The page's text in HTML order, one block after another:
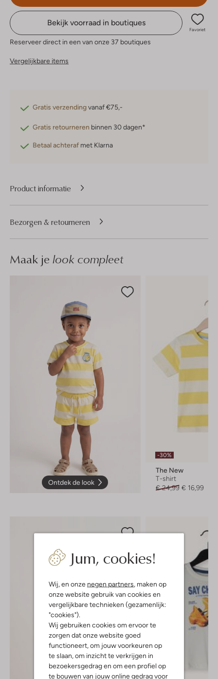
Jum, cookies!
Wij, en onze negen partners , maken op
onze website gebruik van cookies en
vergelijkbare technieken (gezamenlijk:
"cookies").
Wij gebruiken cookies om ervoor te
zorgen dat onze website goed
functioneert, om jouw voorkeuren op
te slaan, om inzicht te verkrijgen in
bezoekersgedrag en om een profiel op
te bouwen van jouw online gedrag voor
Bekijk voorraad in boutiques
Favoriet
Reserveer direct in een van onze 37 boutiques
Vergelijkbare items
Gratis verzendingvanaf €75,-
Gratis retourneren binnen 30 dagen*
Betaal achteraf met Klarna
Product informatie
Bezorgen & retourneren
Maak je look compleet
Ontdek de look
-30%
The New
T-shirt
€ 24,99 € 16,99